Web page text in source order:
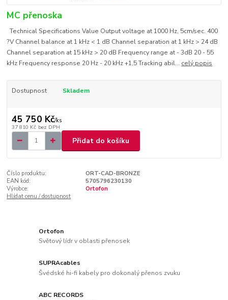
MC přenoska
Technical Specifications Value Output voltage at 1000 Hz, 5cm/sec. 400
?V Channel balance at 1 kHz < 1 dB Channel separation at 1 kHz > 24 dB
Channel separation at 15 kHz > 20 dB Frequency range at - 3dB 20 - 55
kHz Frequency response 20 Hz - 20 kHz +1,5 Tracking abil... celý popis
Dostupnost Skladem
45 750 Kč/ks
37 810 Kč bez DPH
Přidat do košíku
Číslo produktu:
ORT-CAD-BRONZE
EAN kód:
5705796230130
Výrobce:
Ortofon
Hlídat cenu / dostupnost
Ortofon
Světový lídr v oblasti přenosek
SUPRAcables
Švédské hi-fi kabely pro dokonalý přenos zvuku
ABC RECORDS